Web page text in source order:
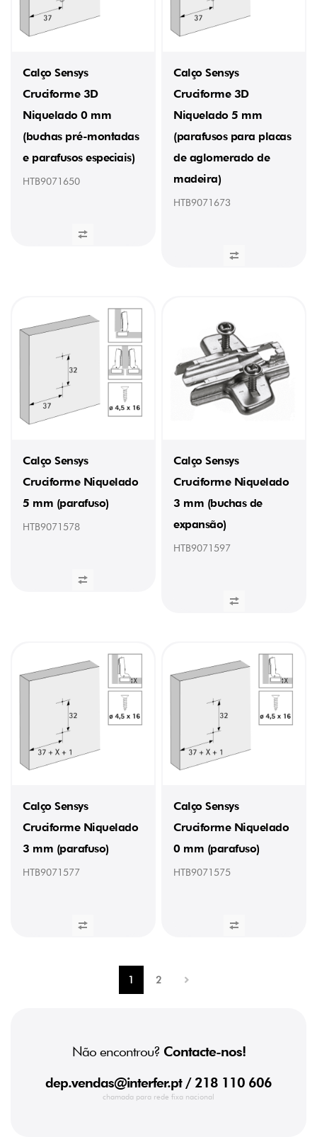
Calço Sensys
Cruciforme 3D
Niquelado 0 mm
(buchas pré-montadas
e parafusos especiais)
HTB9071650
Calço Sensys
Cruciforme 3D
Niquelado 5 mm
(parafusos para placas
de aglomerado de
madeira)
HTB9071673
Calço Sensys
Cruciforme Niquelado
5 mm (parafuso)
HTB9071578
Calço Sensys
Cruciforme Niquelado
3 mm (buchas de
expansão)
HTB9071597
Calço Sensys
Cruciforme Niquelado
3 mm (parafuso)
HTB9071577
Calço Sensys
Cruciforme Niquelado
0 mm (parafuso)
HTB9071575
1 2
Não encontrou? Contacte-nos!
dep.vendas@interfer.pt/ 218 110 606
chamada para rede fixa nacional